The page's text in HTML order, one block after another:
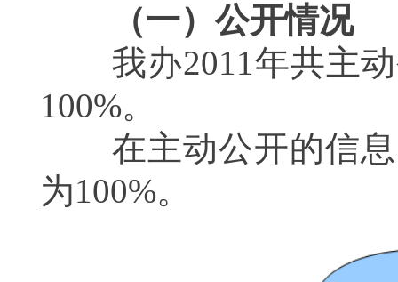
（一）公开情况
我办2011年共主
100%。
在主动公开的信息
为100%。